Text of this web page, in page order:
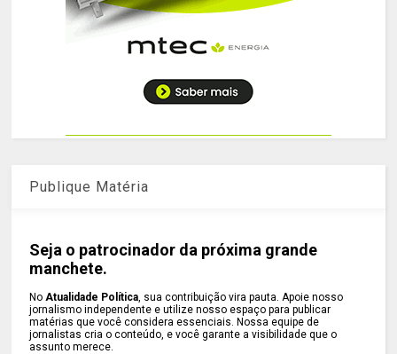
Publique Matéria
Seja o patrocinador da próxima grande
manchete.
NoAtualidade Política, sua contribuição vira pauta. Apoie nosso
jornalismo independente e utilize nosso espaço para publicar
matérias que você considera essenciais. Nossa equipe de
jornalistas cria o conteúdo, e você garante a visibilidade que o
assunto merece.